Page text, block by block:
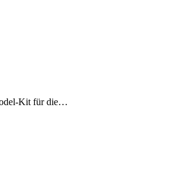
Kit für die…